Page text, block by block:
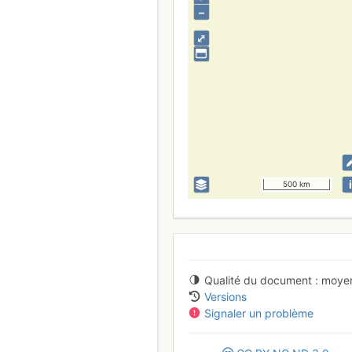
⤢
–
500 km i
Qualité du document
Versions
Signaler un problème